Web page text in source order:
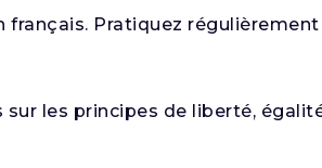
français. Pratiquez
sur les principes de liberté,